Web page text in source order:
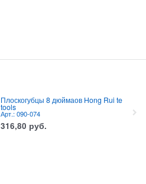
Плоскогубцы 8 дюймаов Hong Rui te
tools
Арт.: 090-074
316,80 руб.